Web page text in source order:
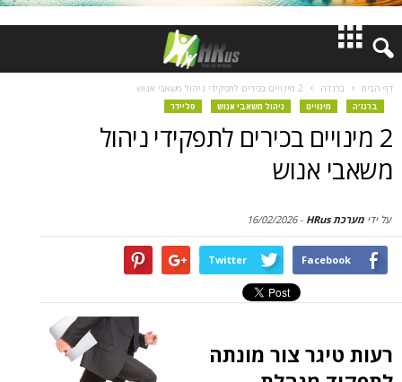
חדשות
2 מינויים בכירים לתפקידי ניהול משאבי אנוש
ניהול משאבי אנוש סליידר
בכירים לתפקידי ניהול
-
16/02/2026
Twitter
צור מונתה